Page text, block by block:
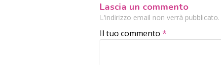
Lascia un commento
L'indirizzo email non verrà
Il tuo commento *